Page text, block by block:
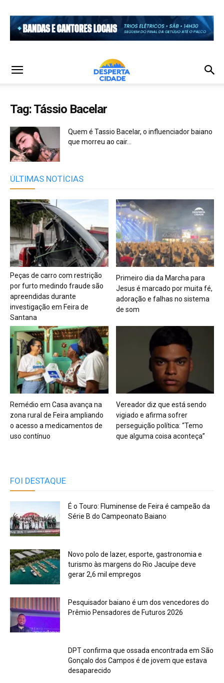
Tag: Tássio Bacelar
Quem é Tassio Bacelar, o influenciador baiano
que morreu ao cair...
ÚLTIMAS NOTÍCIAS
Peças de carro com restrição
por furto medindo fraude são
apreendidas durante
investigação em Feira de
Santana
Primeiro dia da Marcha para
Jesus é marcado por muita fé,
adoração e falhas no sistema
de som
Remédio em Casa avança na
zona rural de Feira ampliando
o acesso a medicamentos de
uso contínuo
Vereador diz que está sendo
vigiado e afirma sofrer
perseguição política: “Temo
que alguma coisa aconteça”
FOI DESTAQUE
É o Touro: Fluminense de Feira é campeão da
Série B do Campeonato Baiano
Novo polo de lazer, esporte, gastronomia e
turismo às margens do Rio Jacuípe deve
gerar 2,6 mil empregos
Pesquisador baiano é um dos vencedores do
Prêmio Pensadores de Futuros 2026
DPT confirma que ossada encontrada em São
Gonçalo dos Campos é de jovem que estava
desaparecido